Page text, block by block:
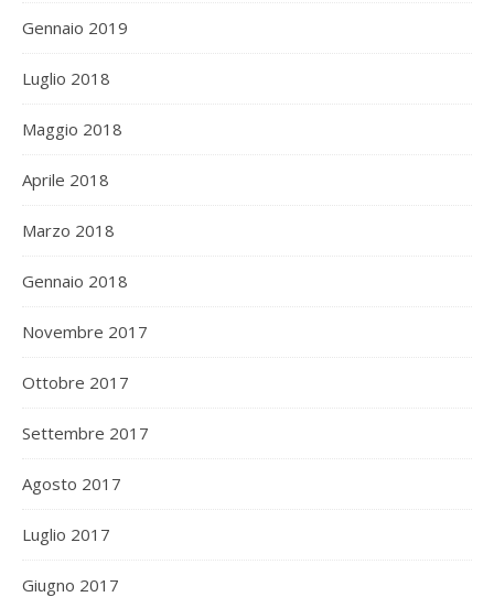
Gennaio 2019
Luglio 2018
Maggio 2018
Aprile 2018
Marzo 2018
Gennaio 2018
Novembre 2017
Ottobre 2017
Settembre 2017
Agosto 2017
Luglio 2017
Giugno 2017